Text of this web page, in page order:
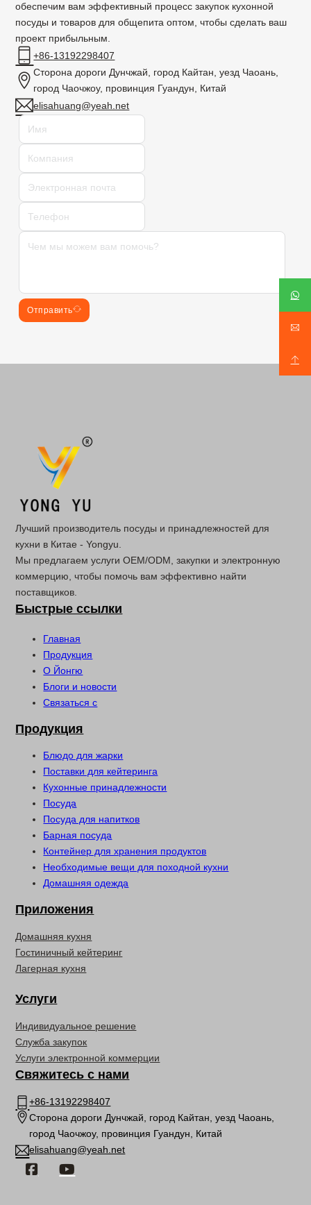
обеспечим вам эффективный процесс закупок кухонной
посуды и товаров для общепита оптом, чтобы сделать ваш
проект прибыльным.
+86-13192298407
Сторона дороги Дунчжай, город Кайтан, уезд Чаоань,
город Чаочжоу, провинция Гуандун, Китай
elisahuang@yeah.net
Отправить
Лучший производитель посуды и принадлежностей для
кухни в Китае - Yongyu.
Мы предлагаем услуги OEM/ODM, закупки и электронную
коммерцию, чтобы помочь вам эффективно найти
поставщиков.
Быстрые ссылки
Главная
Продукция
О Йонгю
Блоги и новости
Связаться с
Продукция
Блюдо для жарки
Поставки для кейтеринга
Кухонные принадлежности
Посуда
Посуда для напитков
Барная посуда
Контейнер для хранения продуктов
Необходимые вещи для походной кухни
Домашняя одежда
Приложения
Домашняя кухня
Гостиничный кейтеринг
Лагерная кухня
Услуги
Индивидуальное решение
Служба закупок
Услуги электронной коммерции
Свяжитесь с нами
+86-13192298407
Сторона дороги Дунчжай, город Кайтан, уезд Чаоань,
город Чаочжоу, провинция Гуандун, Китай
elisahuang@yeah.net